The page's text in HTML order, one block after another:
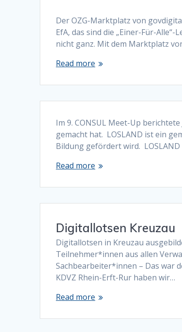
Der OZG-Marktplatz von
EfA, das sind die „Einer-Für-
nicht ganz. Mit dem Marktplatz
Read more
Im 9. CONSUL Meet-Up
gemacht hat. LOSLAND ist ein
Bildung gefördert wird.
Read more
Digitallotsen Kreuzau
Digitallotsen in Kreuzau
Teilnehmer*innen aus allen
Sachbearbeiter*innen – Das war
KDVZ Rhein-Erft-Rur haben wir…
Read more